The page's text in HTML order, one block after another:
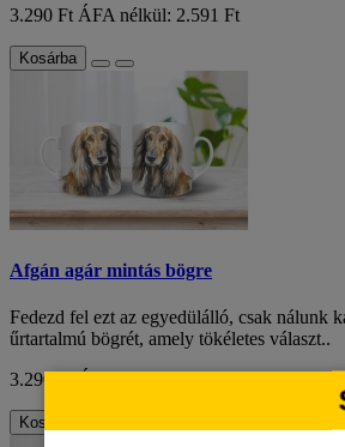
3.290 Ft ÁFA nélkül: 2.591 Ft
Kosárba
Afgán agár mintás bögre
Fedezd fel ezt az egyedülálló, csak nálunk
űrtartalmú bögrét, amely tökéletes választ..
3.290 Ft
Kosárba